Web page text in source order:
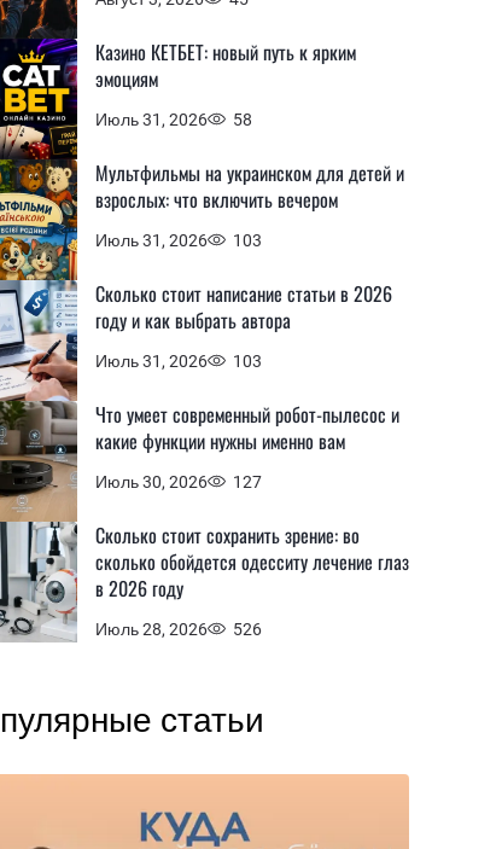
Июль 31, 2026 58
Казино КЕТБЕТ: новый путь к ярким
эмоциям
Июль 31, 2026 103
Мультфильмы на украинском для детей и
взрослых: что включить вечером
Июль 31, 2026 103
Сколько стоит написание статьи в 2026
году и как выбрать автора
Июль 30, 2026 127
Что умеет современный робот-пылесос и
какие функции нужны именно вам
Июль 28, 2026 526
Сколько стоит сохранить зрение: во
сколько обойдется одесситу лечение глаз
в 2026 году
статьи